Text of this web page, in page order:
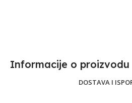
Informacije o proizvodu​
DOSTAVA I